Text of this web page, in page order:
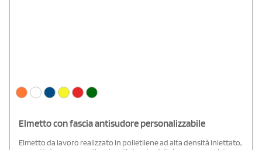
Elmetto con fascia antisudore personalizzabile
Elmetto da lavoro realizzato in polietilene ad alta densità iniettato,